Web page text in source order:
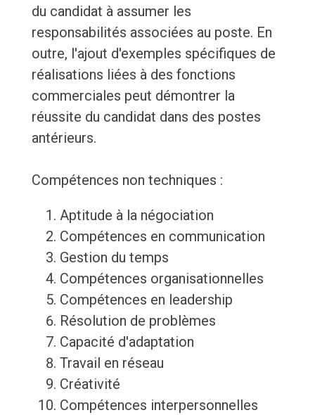
du candidat à assumer les
responsabilités associées au poste. En
outre, l'ajout d'exemples spécifiques de
réalisations liées à des fonctions
commerciales peut démontrer la
réussite du candidat dans des postes
antérieurs.
Compétences non techniques :
Aptitude à la négociation
Compétences en communication
Gestion du temps
Compétences organisationnelles
Compétences en leadership
Résolution de problèmes
Capacité d'adaptation
Travail en réseau
Créativité
Compétences interpersonnelles